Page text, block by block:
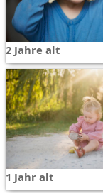
2 Jahre alt
1 Jahr alt